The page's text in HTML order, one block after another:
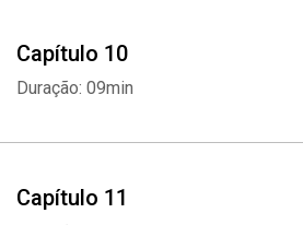
Capítulo 10
Duração: 09min
Capítulo 11